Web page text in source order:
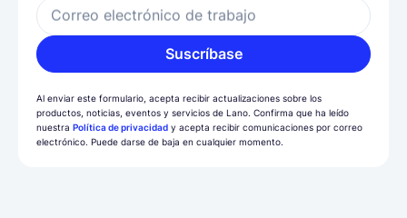
Correo electrónico de trabajo
Suscríbase
Al enviar este formulario, acepta recibir actualizaciones sobre los
productos, noticias, eventos y servicios de Lano. Confirma que ha leído
nuestra Política de privacidad y acepta recibir comunicaciones por correo
electrónico. Puede darse de baja en cualquier momento.